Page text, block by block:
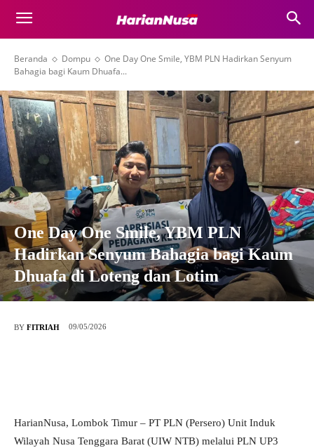
Beranda Dompu
One Day One Smile, YBM PLN Hadirkan Senyum
Bahagia bagi Kaum Dhuafa...
One Day One Smile, YBM PLN
Hadirkan Senyum Bahagia bagi Kaum
Dhuafa di Loteng dan Lotim
BY FITRIAH 09/05/2026
HarianNusa, Lombok Timur – PT PLN (Persero) Unit Induk
Wilayah Nusa Tenggara Barat (UIW NTB) melalui PLN UP3